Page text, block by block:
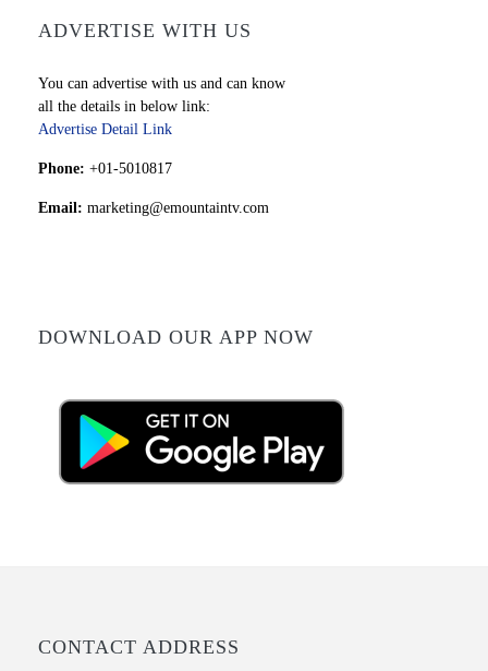
ADVERTISE WITH US
You can advertise with us and can know
all the details in below link:
Advertise Detail Link
Phone: +01-5010817
Email: marketing@emountaintv.com
DOWNLOAD OUR APP NOW
CONTACT ADDRESS